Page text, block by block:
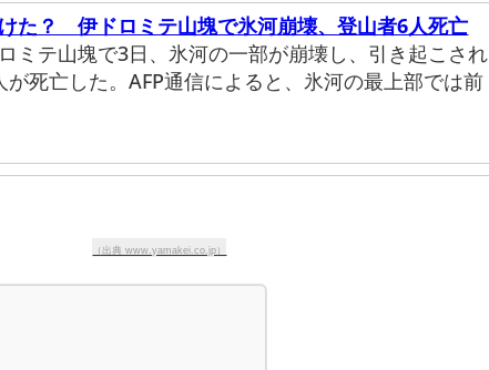
た？ 伊ドロミテ山塊で氷河崩壊、登山者6人死亡
ミテ山塊で3日、氷河の一部が崩壊し、引き起こされ
が死亡した。AFP通信によると、氷河の最上部では前
（出典 www.yamakei.co.jp）